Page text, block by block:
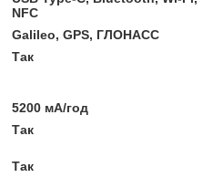
NFC
Galileo, GPS, ГЛОНАСС
Так
5200 мА/год
Так
Так